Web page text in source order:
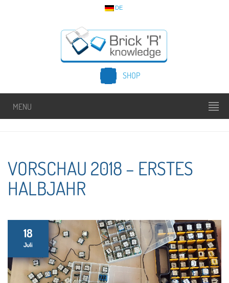
DE
SHOP
MENU
VORSCHAU 2018 – ERSTES
HALBJAHR
18
Juli